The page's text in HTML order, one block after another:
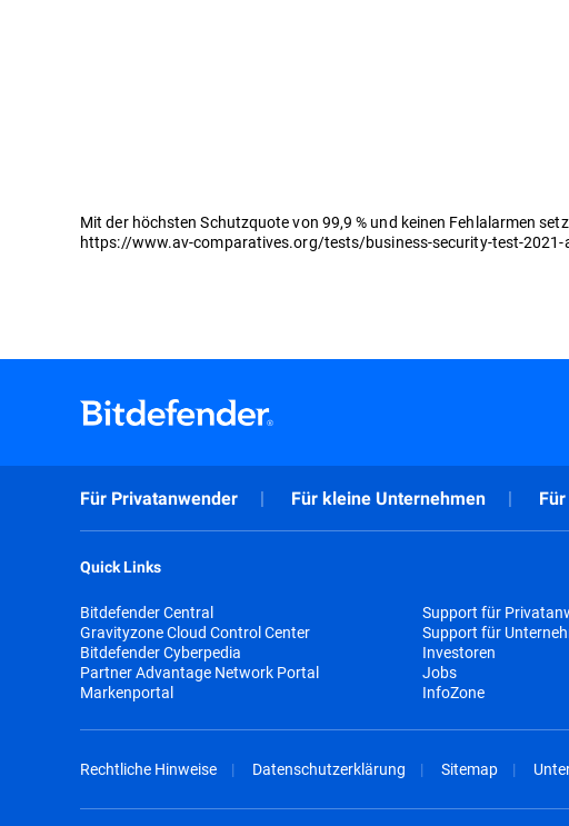
Mit der höchsten Schutzquote von 99,9 % und keinen Fehlalarmen
https://www.av-comparatives.org/tests/business-security-test-
Für Privatanwender Für kleine Unternehmen
Quick Links
Bitdefender Central
Gravityzone Cloud Control Center
Bitdefender Cyberpedia
Partner Advantage Network Portal
Markenportal
Support für
Support für
Investoren
Jobs
InfoZone
Rechtliche Hinweise Datenschutzerklärung Sitemap